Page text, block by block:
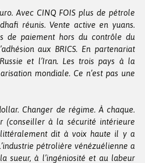
Avec CINQ FOIS plus de pétrole
réunis. Vente active en yuans.
de paiement hors du contrôle du
aux BRICS. En partenariat
et l’Iran. Les trois pays à la
mondiale. Ce n’est pas une
Changer de régime. À chaque.
(conseiller à la sécurité intérieure
littéralement dit à voix haute il y a
pétrolière vénézuélienne a
sueur, à l’ingéniosité et au labeur